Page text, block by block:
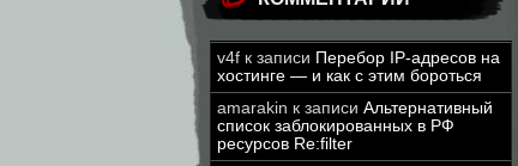
v4f к записи Перебор IP-адресов на
хостинге — и как с этим бороться
amarakin к записи Альтернативный
список заблокированных в РФ
ресурсов Re:filter